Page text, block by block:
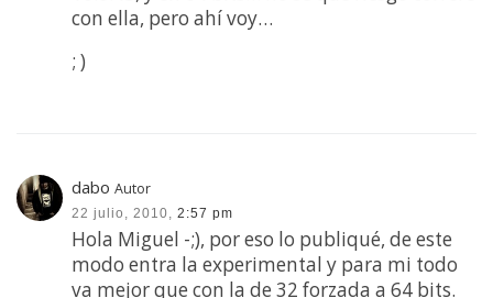
con ella, pero ahí voy…
; )
dabo Autor
22 julio, 2010, 2:57 pm
Hola Miguel -;), por eso lo publiqué, de este
modo entra la experimental y para mi todo
va mejor que con la de 32 forzada a 64 bits.